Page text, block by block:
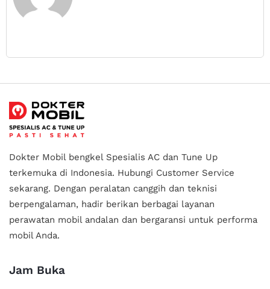
Dokter Mobil bengkel Spesialis AC dan Tune Up
terkemuka di Indonesia. Hubungi Customer Service
sekarang. Dengan peralatan canggih dan teknisi
berpengalaman, hadir berikan berbagai layanan
perawatan mobil andalan dan bergaransi untuk performa
mobil Anda.
Jam Buka